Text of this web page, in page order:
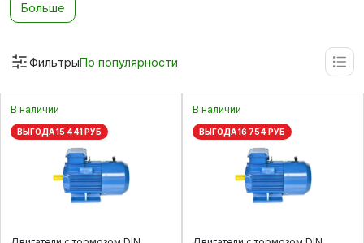
Больше
ФильтрыПо популярности
В наличии
ВЫГОДА 15 441 РУБ
В наличии
ВЫГОДА 16 754 РУБ